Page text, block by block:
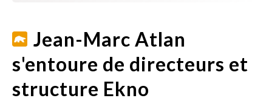
Jean-Marc Atlan
s'entoure de directeurs et
structure Ekno